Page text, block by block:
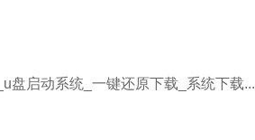
盘启动系统_一键还原下载_系统下载...